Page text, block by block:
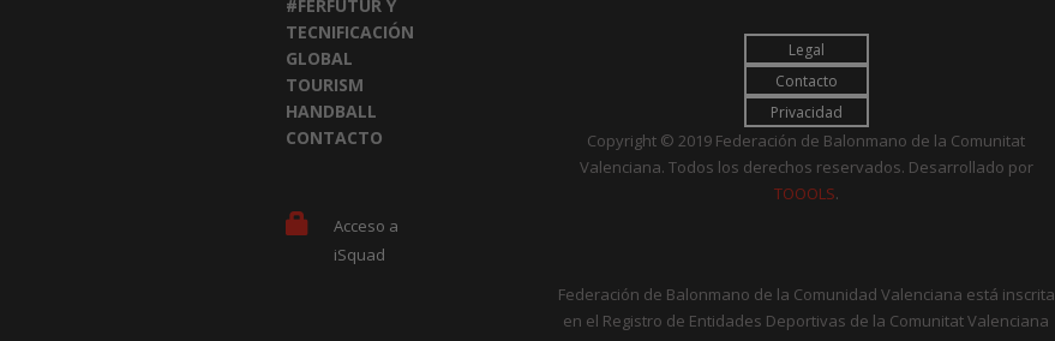
#FERFUTUR Y
TECNIFICACIÓN
GLOBAL
TOURISM
HANDBALL
CONTACTO
Acceso a
iSquad
Legal
Contacto
Privacidad
Copyright © 2019 Federación de Balonmano de la Comunitat
Valenciana. Todos los derechos reservados. Desarrollado por
TOOOLS.
Federación de Balonmano de la Comunidad Valenciana está inscrita
en el Registro de Entidades Deportivas de la Comunitat Valenciana